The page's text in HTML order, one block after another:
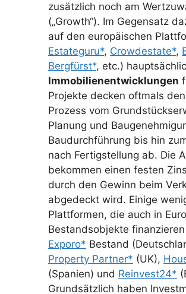
zusätzlich noch am
(„Growth“). Im Gegensatz
auf den europäischen
Estateguru*, Crowdestate*,
Bergfürst*, etc.)
Immobilienentwicklungen
Projekte decken oftmals
Prozess vom
Planung und
Baudurchführung bis hin
nach Fertigstellung ab. Die
bekommen einen festen
durch den Gewinn beim
abgedeckt wird. Einige
Plattformen, die auch in
Bestandsobjekte
Exporo* Bestand
Property Partner* (UK),
(Spanien) und Reinvest24*
Grundsätzlich haben